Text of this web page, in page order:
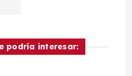
podría interesar: